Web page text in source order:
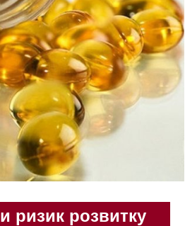
ризик розвитку